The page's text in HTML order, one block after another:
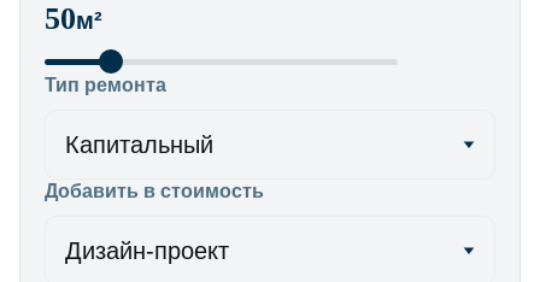
50м²
Тип ремонта
Капитальный
Добавить в стоимость
Дизайн-проект